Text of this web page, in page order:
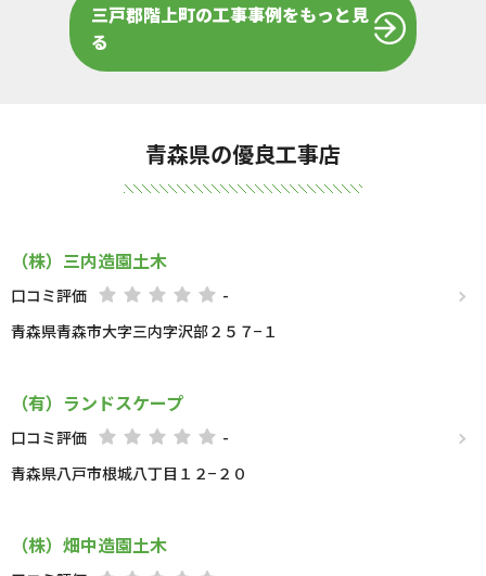
三戸郡階上町の工事事例をもっと見
る
青森県の優良工事店
（株）三内造園土木
口コミ評価
-
青森県青森市大字三内字沢部２５７−１
（有）ランドスケープ
口コミ評価
-
青森県八戸市根城八丁目１２−２０
（株）畑中造園土木